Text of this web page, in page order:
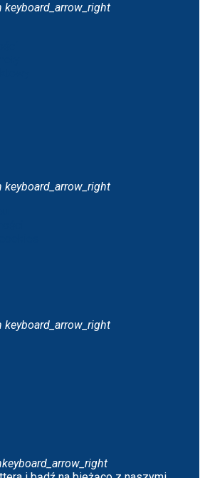
keyboard_arrow_right
keyboard_arrow_right
keyboard_arrow_right
keyboard_arrow_right